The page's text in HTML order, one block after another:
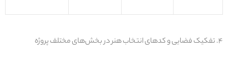
۴.تفکیک فضایی و کدهای انتخاب هنر در بخش‌های مختلف پروژه